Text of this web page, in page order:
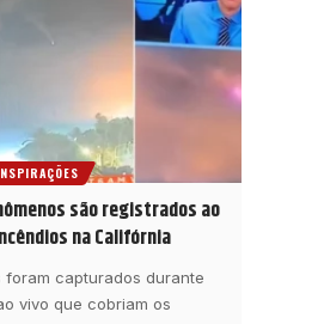
são registrados ao
na Califórnia
foram capturados durante
vivo que cobriam os